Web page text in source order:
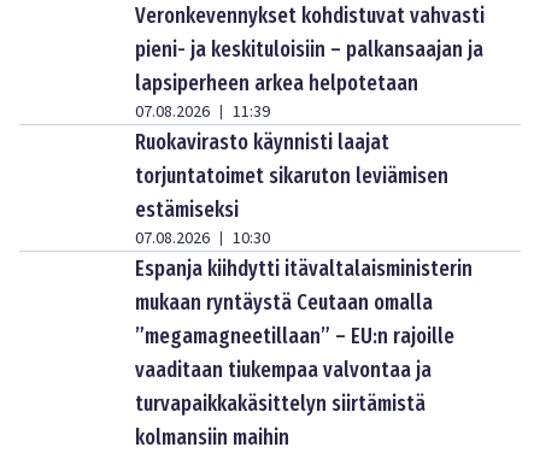
Veronkevennykset kohdistuvat vahvasti
pieni- ja keskituloisiin – palkansaajan ja
lapsiperheen arkea helpotetaan
07.08.2026 | 11:39
Ruokavirasto käynnisti laajat
torjuntatoimet sikaruton leviämisen
estämiseksi
07.08.2026 | 10:30
Espanja kiihdytti itävaltalaisministerin
mukaan ryntäystä Ceutaan omalla
”megamagneetillaan” – EU:n rajoille
vaaditaan tiukempaa valvontaa ja
turvapaikkakäsittelyn siirtämistä
kolmansiin maihin